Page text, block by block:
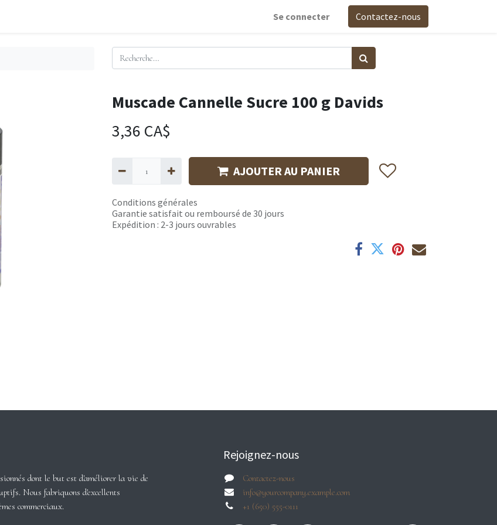
Se connecter Contactez-nous
Muscade Cannelle Sucre 100 g Davids
3,36 CA$
AJOUTER AU PANIER
Conditions générales
Garantie satisfait ou remboursé de 30 jours
Expédition : 2-3 jours ouvrables
dont le but est d'améliorer la vie de
Nous fabriquons d'excellents
commerciaux.
Rejoignez-nous
Contactez-nous
info@yourcompany.example.com
+1 (650) 555-0111